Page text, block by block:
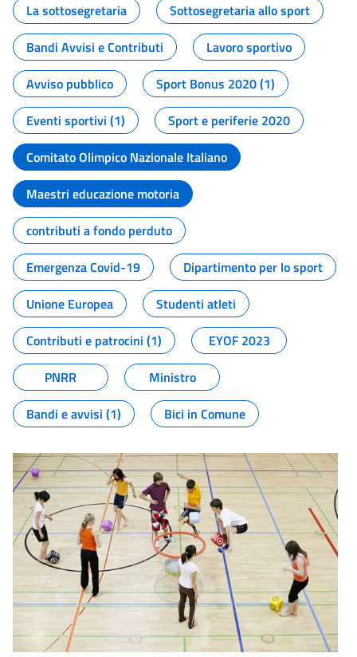
La sottosegretaria
Sottosegretaria allo sport
Bandi Avvisi e Contributi
Lavoro sportivo
Avviso pubblico
Sport Bonus 2020 (1)
Eventi sportivi (1)
Sport e periferie 2020
Comitato Olimpico Nazionale Italiano
Maestri educazione motoria
contributi a fondo perduto
Emergenza Covid-19
Dipartimento per lo sport
Unione Europea
Studenti atleti
Contributi e patrocini (1)
EYOF 2023
PNRR
Ministro
Bandi e avvisi (1)
Bici in Comune